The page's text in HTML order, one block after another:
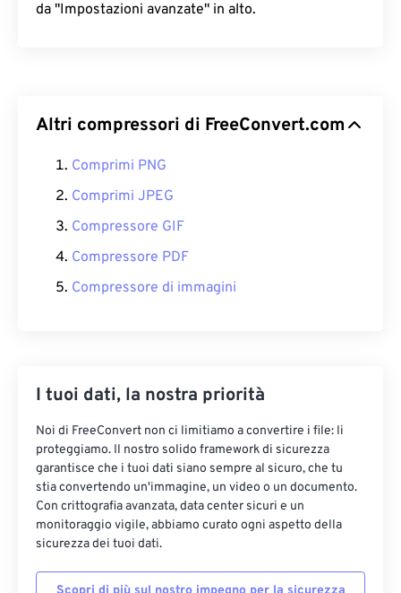
da "Impostazioni avanzate" in alto.
Altri compressori di FreeConvert.com
Comprimi PNG
Comprimi JPEG
Compressore GIF
Compressore PDF
Compressore di immagini
I tuoi dati, la nostra priorità
Noi di FreeConvert non ci limitiamo a convertire i file: li
proteggiamo. Il nostro solido framework di sicurezza
garantisce che i tuoi dati siano sempre al sicuro, che tu
stia convertendo un'immagine, un video o un documento.
Con crittografia avanzata, data center sicuri e un
monitoraggio vigile, abbiamo curato ogni aspetto della
sicurezza dei tuoi dati.